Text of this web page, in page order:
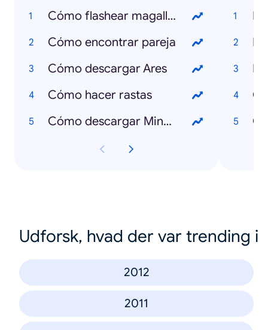
Cómo flashear magallanes
Cómo encontrar pareja
Cómo descargar Ares
Cómo hacer rastas
Cómo descargar Minecraft
Udforsk, hvad der var trending i
2012
2011